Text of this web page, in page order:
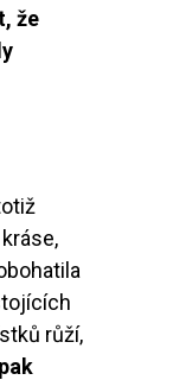
že
růží,